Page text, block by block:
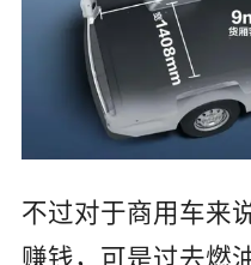
不过对于商用车来
赚钱，可是过去燃